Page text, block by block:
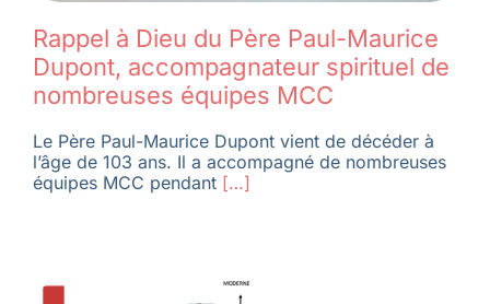
Rappel à Dieu du Père Paul-Maurice
Dupont, accompagnateur spirituel de
nombreuses équipes MCC
Le Père Paul-Maurice Dupont vient de décéder à
l’âge de 103 ans. Il a accompagné de nombreuses
équipes MCC pendant[…]